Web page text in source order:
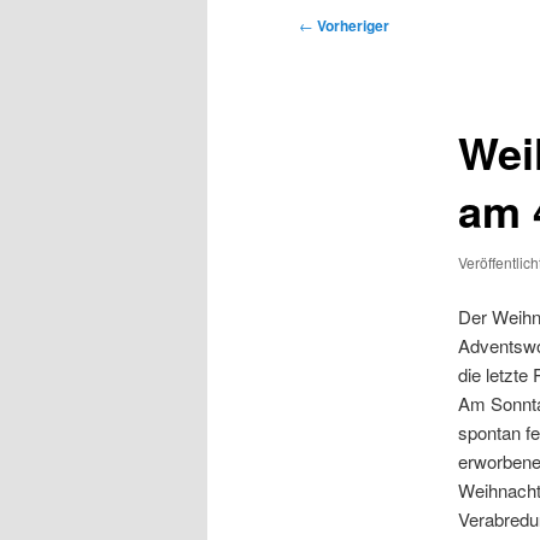
Beitragsnavigation
← Vorheriger
am
Der
die letzte
Am
spontan